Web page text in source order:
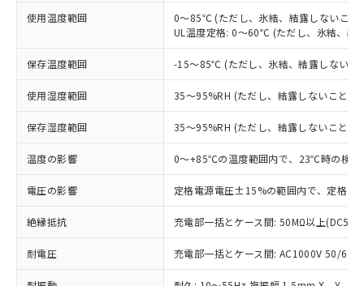
使用温度範囲
0～85℃ (ただし、氷結、結露しないこと)
UL温度定格: 0～60℃ (ただし、氷結、結
保存温度範囲 -15～85℃ (ただし、氷結、結露しないこ
使用湿度範囲 35～95%RH (ただし、結露しないこと)
保存湿度範囲 35～95%RH (ただし、結露しないこと)
温度の影響 0～+85℃の温度範囲内で、23℃時の検
電圧の影響 定格電源電圧±15%の範囲内で、定格電
絶縁抵抗 充電部一括とケース間: 50MΩ以上
耐電圧 充電部一括とケース間: AC1000V 50/
ご利用条件
以下の条件をお読みいただき、同意のうえ
ご利用ください。
本サービスは、当社制御機器事業取扱
商品の当社在庫状況および標準価格
(税抜)を提供させていただくもので
当社制御機器事業取扱商品の中には、
本サービスの対象外となる商品もある
ことをご了承ください。
在庫状況および標準価格照会結果は、
記載している更新日時点での社内デー
対応予定：EU RoHS指令（10物質）の非含
有に対応した製品に切り替える予定のある
商品です。
対応予定なし：EU RoHS指令（10物質）の
非含有に非対応の商品で、対応品を出す予
調査・確認中：EU RoHS指令（10物質）の
非含有の対応状況を調査中または確認中の
商品です。
非該当品：ライセンス料など無形物で、有
害物質有無と関係のない商品です。
いたものが、含有品と判明した場合などや
むを得ず変更することがあります。
*EU RoHS指令（10物質）：
※1 中国RoHS○×表
「○」：最大均質材料含有率が中国RoHSの
基準値以下であることを示します。
「×」：最大均質材料含有率が中国RoHSの
基準値を超えていることを示します。
為替および外国貿易法に定める商品
（以下｢規制貨物等」という）を輸出